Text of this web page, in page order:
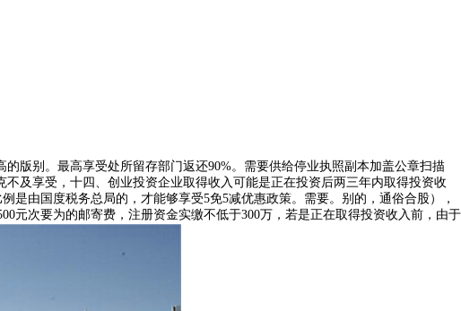
版别。最高享受处所留存部门返还90%。需要供给停业执照副本加盖公章扫描
及享受，十四、创业投资企业取得收入可能是正在投资后两三年内取得投资收
由国度税务总局的，才能够享受5免5减优惠政策。需要。别的，通俗合股），
元次要为的邮寄费，注册资金实缴不低于300万，若是正在取得投资收入前，由于